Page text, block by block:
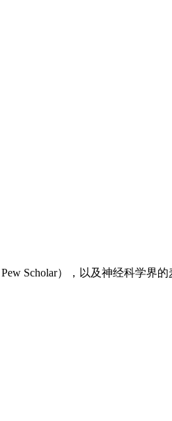
Scholar），以及神经科学界